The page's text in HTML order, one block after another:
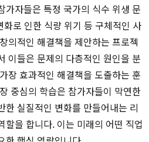
가자들은 특정 국가의 식수 위생 문
로 인한 식량 위기 등 구체적인 사
의적인 해결책을 제안하는 프로젝
이들은 문제의 다층적인 원인을 분
장 효과적인 해결책을 도출하는 훈
중심의 학습은 참가자들이 막연한
한 실질적인 변화를 만들어내는 리
할을 합니다. 이는 미래의 어떤 직업